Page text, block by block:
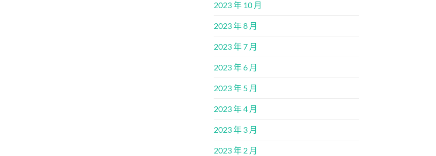
2023 年 10 月
2023 年 8 月
2023 年 7 月
2023 年 6 月
2023 年 5 月
2023 年 4 月
2023 年 3 月
2023 年 2 月